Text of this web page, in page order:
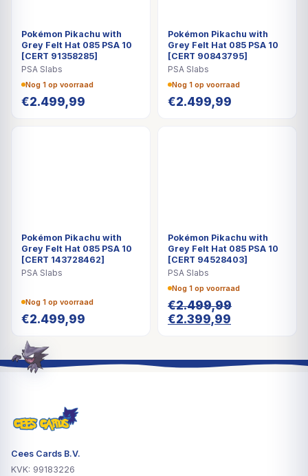
Pokémon Pikachu with
Grey Felt Hat 085 PSA 10
[CERT 91358285]
PSA Slabs
Nog 1 op voorraad
€2.499,99
Pokémon Pikachu with
Grey Felt Hat 085 PSA 10
[CERT 90843795]
PSA Slabs
Nog 1 op voorraad
€2.499,99
Pokémon Pikachu with
Grey Felt Hat 085 PSA 10
[CERT 143728462]
PSA Slabs
Nog 1 op voorraad
€2.499,99
Pokémon Pikachu with
Grey Felt Hat 085 PSA 10
[CERT 94528403]
PSA Slabs
Nog 1 op voorraad
€2.499,99
Oorspronkelijke
€2.499,99.
€2.399,99
€2.399,99.
Cees Cards B.V.
KVK: 99183226